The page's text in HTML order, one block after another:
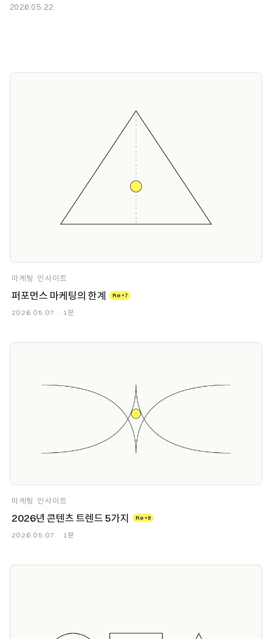
2026.05.22
마케팅 인사이트
퍼포먼스 마케팅의 한계 Re+7
2026.05.07 · 1분
마케팅 인사이트
2026년 콘텐츠 트렌드 5가지 Re+8
2026.05.07 · 1분